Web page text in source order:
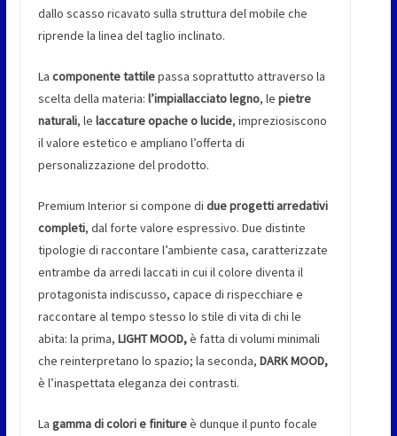
dallo scasso ricavato sulla struttura del mobile che
riprende la linea del taglio inclinato.
La componente tattilepassa soprattutto attraverso la
scelta della materia: l’impiallacciato legno, le pietre
naturali, le laccature opache olucide, impreziosiscono
il valore estetico e ampliano l’offerta di
personalizzazione del prodotto.
Premium Interior si compone di due progetti arredativi
completi, dal forte valore espressivo. Due distinte
tipologie di raccontare l’ambiente casa, caratterizzate
entrambe da arredi laccati in cui il colore diventa il
protagonista indiscusso, capace di rispecchiare e
raccontare al tempo stesso lo stile di vita di chi le
abita: la prima, LIGHT MOOD,è fatta di volumi minimali
che reinterpretano lo spazio; la seconda, DARK MOOD,
è l’inaspettata eleganza dei contrasti.
La gamma di colori e finitureè dunque il punto focale